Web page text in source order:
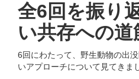
全6回を振り
い共存への道
6回にわたって、野⽣動物の出
いアプローチについて⾒てきま